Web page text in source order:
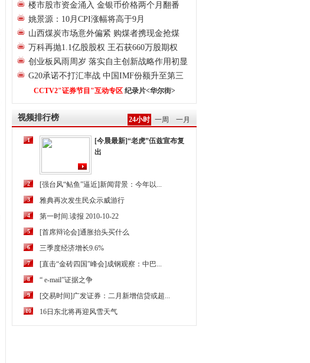
楼市股市资金涌入 金银币价格两个月翻番
姚景源：10月CPI涨幅将高于9月
山西煤炭市场意外偏紧 购煤者携现金抢煤
万科再抛1.1亿股股权 王石获660万股期权
创业板风雨周岁 落实自主创新战略作用初显
G20承诺不打汇率战 中国IMF份额升至第三
CCTV2"证券节目"互动专区 纪录片<华尔街>
视频排行榜 24小时 一周 一月
1
[今晨最新]“老虎”伍兹宣布复
出
2 [强台风“鲇鱼”逼近]新闻背景：今年以...
3 雅典再次发生民众示威游行
4 第一时间.读报 2010-10-22
5 [首席辩论会]通胀抬头买什么
6 三季度经济增长9.6%
7 [直击“金砖四国”峰会]成钢观察：中巴...
8 “ e-mail”证据之争
9 [交易时间]广发证券：二月新增信贷或超...
10 16日东北将再迎风雪天气